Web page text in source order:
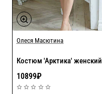
Олеся Масютина
Костюм 'Арктика' женский
10899₽